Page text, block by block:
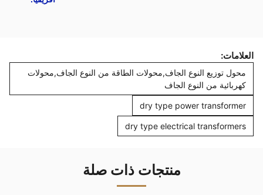
العلامات:
محول توزيع النوع الجاف,محولات الطاقة من النوع الجاف,محولات
كهربائية من النوع الجاف
dry type power transformer
dry type electrical transformers
منتجات ذات صلة